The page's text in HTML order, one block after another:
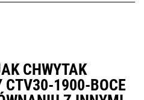
CHWYTAK
CTV30-1900-BOCE